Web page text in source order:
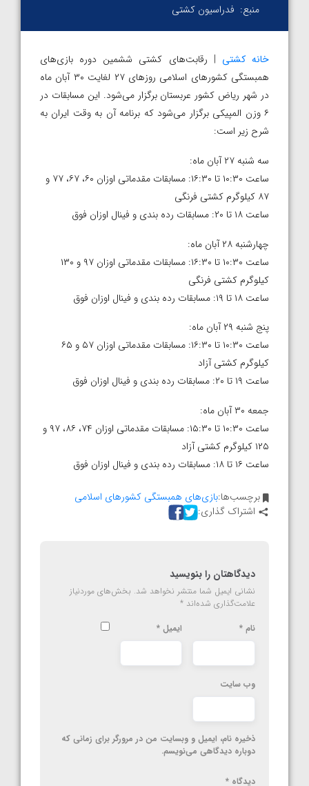
منبع: فدراسیون کشتی
خانه کشتی | رقابت‌های کشتی ششمین دوره بازی‌های
همبستگی کشورهای اسلامی روزهای ۲۷ لغایت ۳۰ آبان ماه
در شهر ریاض کشور عربستان برگزار می‌شود. این مسابقات در
۶ وزن المپیکی برگزار می‌شود که برنامه آن به وقت ایران به
شرح زیر است:
سه شنبه ۲۷ آبان ماه:
ساعت ۱۰:۳۰ تا ۱۶:۳۰: مسابقات مقدماتی اوزان ۶۰، ۶۷، ۷۷ و
۸۷ کیلوگرم کشتی فرنگی
ساعت ۱۸ تا ۲۰: مسابقات رده بندی و فینال اوزان فوق
چهارشنبه ۲۸ آبان ماه:
ساعت ۱۰:۳۰ تا ۱۶:۳۰: مسابقات مقدماتی اوزان ۹۷ و ۱۳۰
کیلوگرم کشتی فرنگی
ساعت ۱۸ تا ۱۹: مسابقات رده بندی و فینال اوزان فوق
پنج شنبه ۲۹ آبان ماه:
ساعت ۱۰:۳۰ تا ۱۶:۳۰: مسابقات مقدماتی اوزان ۵۷ و ۶۵
کیلوگرم کشتی آزاد
ساعت ۱۹ تا ۲۰: مسابقات رده بندی و فینال اوزان فوق
جمعه ۳۰ آبان ماه:
ساعت ۱۰:۳۰ تا ۱۵:۳۰: مسابقات مقدماتی اوزان ۷۴، ۸۶، ۹۷ و
۱۲۵ کیلوگرم کشتی آزاد
ساعت ۱۶ تا ۱۸: مسابقات رده بندی و فینال اوزان فوق
برچسب‌ها:بازی‌های همبستگی کشورهای اسلامی
اشتراک گذاری:
دیدگاهتان را بنویسید
نشانی ایمیل شما منتشر نخواهد شد. بخش‌های موردنیاز
علامت‌گذاری شده‌اند *
نام * ایمیل *
وب‌ سایت
ذخیره نام، ایمیل و وبسایت من در مرورگر برای زمانی که
دوباره دیدگاهی می‌نویسم.
دیدگاه *